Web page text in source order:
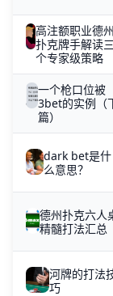
高注额职业德州
扑克牌手解读三
个专家级策略
一个枪口位被
3bet的实例（
篇）
dark bet是什
么意思？
德州扑克六人
精髓打法汇总
河牌的打法
巧